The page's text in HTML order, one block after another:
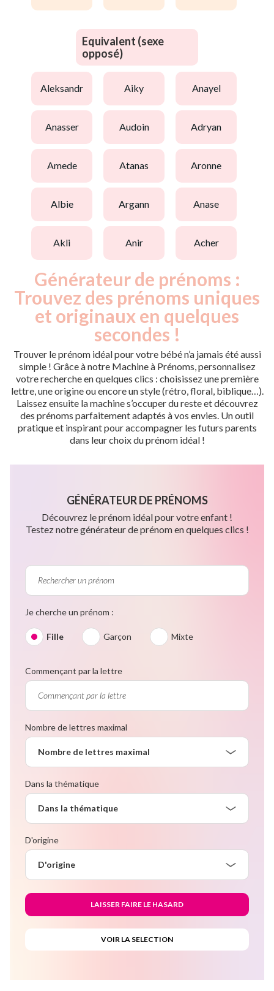
Equivalent (sexe
opposé)
aleksandr aiky anayel
anasser audoin adryan
amede atanas aronne
albie argann anase
akli anir acher
Générateur de prénoms :
Trouvez des prénoms uniques
et originaux en quelques
secondes !
Trouver le prénom idéal pour votre bébé n’a jamais été aussi
simple ! Grâce à notre Machine à Prénoms, personnalisez
votre recherche en quelques clics : choisissez une première
lettre, une origine ou encore un style (rétro, floral, biblique…).
Laissez ensuite la machine s’occuper du reste et découvrez
des prénoms parfaitement adaptés à vos envies. Un outil
pratique et inspirant pour accompagner les futurs parents
dans leur choix du prénom idéal !
GÉNÉRATEUR DE PRÉNOMS
Découvrez le prénom idéal pour votre enfant !
Testez notre générateur de prénom en quelques clics !
Je cherche un prénom :
Fille Garçon Mixte
Commençant par la lettre
Nombre de lettres maximal
Nombre de lettres maximal
Dans la thématique
Dans la thématique
D'origine
D'origine